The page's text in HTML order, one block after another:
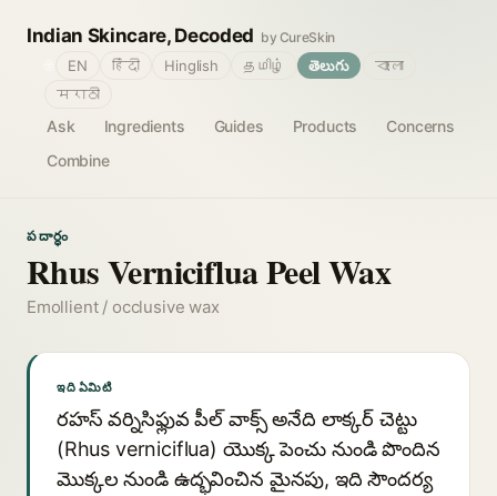
Indian Skincare, Decoded by CureSkin
Ask Ingredients Guides Products
Concerns
Combine
EN हिंदी Hinglish தமிழ் తెలుగు
বাংলা
मराठी
పదార్థం
Rhus Verniciflua Peel Wax
Emollient / occlusive wax
ఇది ఏమిటి
రహస్ వర్నిసిఫ్లువ పీల్ వాక్స్ అనేది లాక్కర్ చెట్టు
(Rhus verniciflua) యొక్క పెంచు నుండి పొందిన
మొక్కల నుండి ఉద్భవించిన మైనపు, ఇది సౌందర్య